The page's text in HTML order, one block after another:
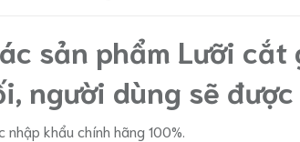
sản phẩm Lưỡi
người dùng sẽ
khẩu chính hãng 100%.